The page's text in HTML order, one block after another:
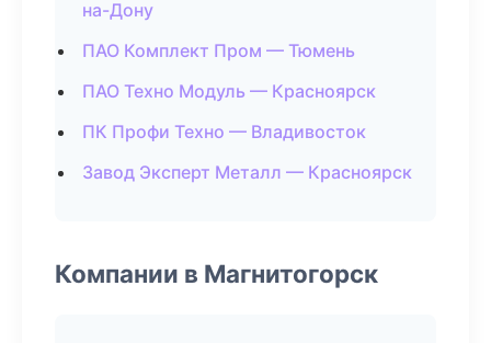
на-Дону
ПАО Комплект Пром — Тюмень
ПАО Техно Модуль — Красноярск
ПК Профи Техно — Владивосток
Завод Эксперт Металл — Красноярск
Компании в Магнитогорск